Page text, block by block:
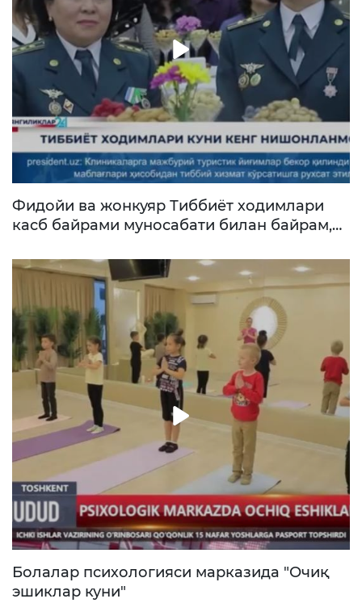
Фидойи ва жонкуяр Тиббиёт ходимлари
касб байрами муносабати билан байрам,
Болалар психологияси марказида "Очиқ
эшиклар куни"